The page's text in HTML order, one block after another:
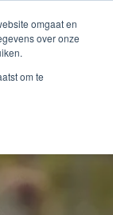
omgaat en
over onze
om te
Duurzaamheid
Verkooppunten